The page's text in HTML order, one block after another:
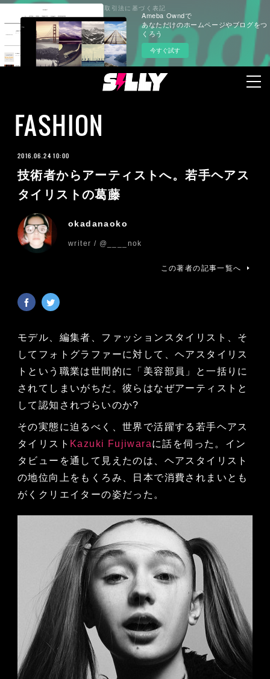
Ameba Owndで
あなただけのホームページやブログをつ
くろう
今すぐ試す
FASHION
2016.06.24 10:00
技術者からアーティストへ。若手ヘアス
タイリストの葛藤
okadanaoko
writer / @____nok
この著者の記事一覧へ
モデル、編集者、ファッションスタイリスト、そ
してフォトグラファーに対して、ヘアスタイリス
トという職業は世間的に「美容部員」と一括りに
されてしまいがちだ。彼らはなぜアーティストと
して認知されづらいのか?
その実態に迫るべく、世界で活躍する若手ヘアス
タイリスト Kazuki Fujiwaraに話を伺った。イン
タビューを通して見えたのは、ヘアスタイリスト
の地位向上をもくろみ、日本で消費されまいとも
がくクリエイターの姿だった。
プライバシーポリシー 特定商取引法に基づく表記